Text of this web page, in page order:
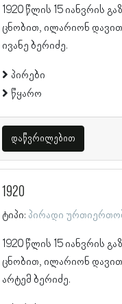
1920 წლის 15 იანვრის
ცნობით, ილარიონ
ივანე ბერიძე.
პირები
წყარო
დაწვრილებით
1920
ტიპი: პირადი
1920 წლის 15 იანვრის
ცნობით, ილარიონ
არტემ ბერიძე.